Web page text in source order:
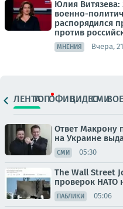
Юлия Витязева:
военно-
распорядился
против
МНЕНИЯ Вчера,
ЛЕНТАТОПОФИЦ.ВИДЕОСМИ
Ответ Макрону
на Украине
СМИ 05:30
The Wall Street
проверок НАТО
ПАБЛИКИ 05:06